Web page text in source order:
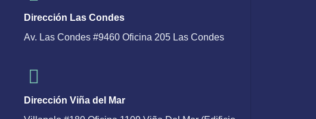
Dirección Las Condes
Av. Las Condes #9460 Oficina 205 Las Condes
Dirección Viña del Mar